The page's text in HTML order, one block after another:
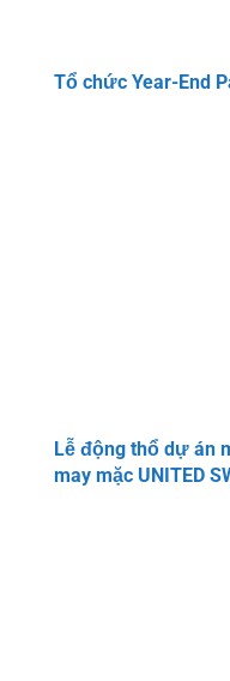
Tổ chức Year-End
Lễ động thổ dự án
may mặc UNITED